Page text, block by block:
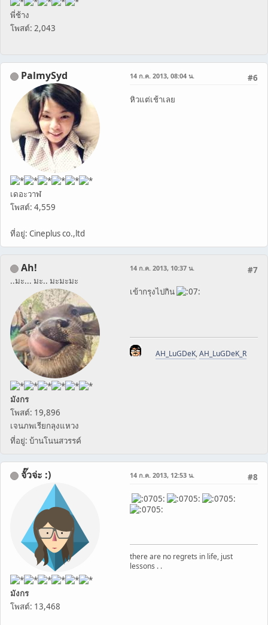
พี่ช้าง
โพสต์: 2,043
PalmySyd
เดอะวาฬ
โพสต์: 4,559
ที่อยู่: Cineplus co.,ltd
#6
14 ก.ค. 2013, 08:04 น.
หิวแต่เช้าเลย
Ah!
..มะ... มะ.. มะมะมะ
มังกร
โพสต์: 19,896
เจนภพเรียกลุงแหวง
ที่อยู่: บ้านโนนสวรรค์
#7
14 ก.ค. 2013, 10:37 น.
เข้ากรุงไปกิน
AH_LuGDeK,AH_LuGDeK_R
จั๊วจ่ะ :)
มังกร
โพสต์: 13,468
#8
14 ก.ค. 2013, 12:53 น.
there are no regrets in life, just
lessons . .